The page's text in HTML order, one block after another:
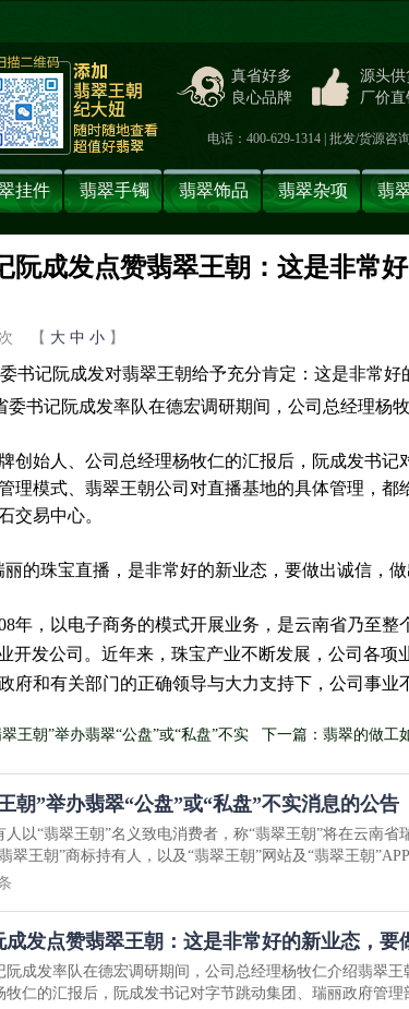
真省好多
良心品牌
源头供
厂价直
电话：400-629-1314 | 批发/货源咨
挂件 翡翠手镯 翡翠饰品 翡翠杂项 翡
阮成发点赞翡翠王朝：这是非常
次 【 大 中 小 】
委书记阮成发率队在德宏调研期间，公司总经理杨
创始人、公司总经理杨牧仁的汇报后，阮成发书记
理模式、翡翠王朝公司对直播基地的具体管理，都
交易中心。
丽的珠宝直播，是非常好的新业态，要做出诚信，
年，以电子商务的模式开展业务，是云南省乃至整
开发公司。近年来，珠宝产业不断发展，公司各项
府和有关部门的正确领导与大力支持下，公司事业
王朝”举办翡翠“公盘”或“私盘”不实
下一篇：翡翠的做工
朝”举办翡翠“公盘”或“私盘”不实消息的公告
以“翡翠王朝”名义致电消费者，称“翡翠王朝”将在云南省
翠王朝”商标持有人，以及“翡翠王朝”网站及“翡翠王朝
发点赞翡翠王朝：这是非常好的新业态，要
阮成发率队在德宏调研期间，公司总经理杨牧仁介绍翡翠
牧仁的汇报后，阮成发书记对字节跳动集团、瑞丽政府管理